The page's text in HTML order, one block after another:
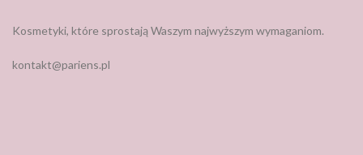
Kosmetyki, które sprostają Waszym najwyższym wymaganiom.
kontakt@pariens.pl